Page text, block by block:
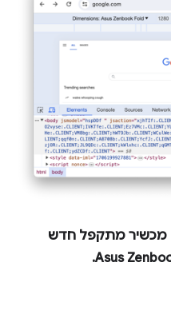
מכשיר מתקפל חדש